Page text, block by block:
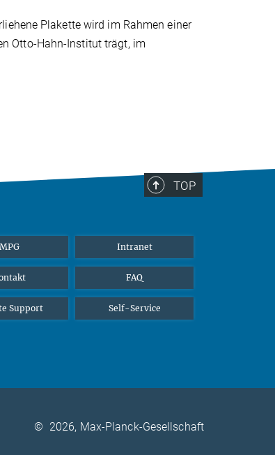
Plakette wird im Rahmen einer
Otto-Hahn-Institut trägt, im
TOP
MPG Intranet
FAQ
Support Self-Service
© 2026, Max-Planck-Gesellschaft